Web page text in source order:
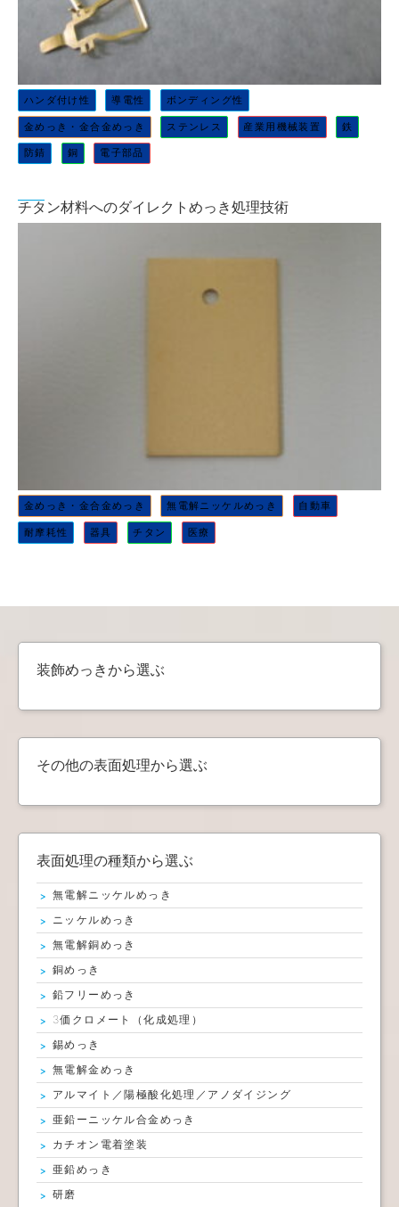
ハンダ付け性 導電性 ボンディング性
金めっき・金合金めっき ステンレス 産業用機械装置 鉄
防錆 銅 電子部品
チタン材料へのダイレクトめっき処理技術
金めっき・金合金めっき 無電解ニッケルめっき 自動車
耐摩耗性 器具 チタン 医療
装飾めっきから選ぶ
その他の表面処理から選ぶ
表面処理の種類から選ぶ
無電解ニッケルめっき
ニッケルめっき
無電解銅めっき
銅めっき
鉛フリーめっき
3価クロメート（化成処理）
錫めっき
無電解金めっき
アルマイト／陽極酸化処理／アノダイジング
亜鉛ーニッケル合金めっき
カチオン電着塗装
亜鉛めっき
研磨